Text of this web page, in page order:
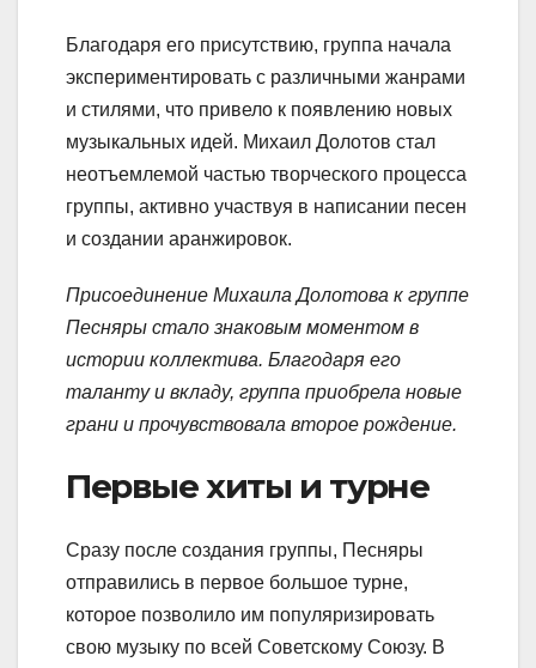
Благодаря его присутствию, группа начала
экспериментировать с различными жанрами
и стилями, что привело к появлению новых
музыкальных идей. Михаил Долотов стал
неотъемлемой частью творческого процесса
группы, активно участвуя в написании песен
и создании аранжировок.
Присоединение Михаила Долотова к группе
Песняры стало знаковым моментом в
истории коллектива. Благодаря его
таланту и вкладу, группа приобрела новые
грани и прочувствовала второе рождение.
Первые хиты и турне
Сразу после создания группы, Песняры
отправились в первое большое турне,
которое позволило им популяризировать
свою музыку по всей Советскому Союзу. В